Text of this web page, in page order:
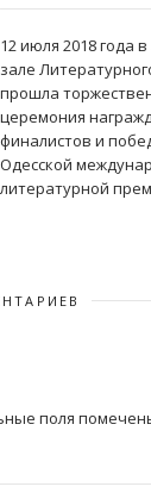
12 июля 2018 года
зале
прошла
церемония
финалистов и
Одесской
литературной
поля